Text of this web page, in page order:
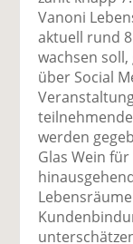
Vanoni
aktuell rund
wachsen
über Social
werden
Glas Wein